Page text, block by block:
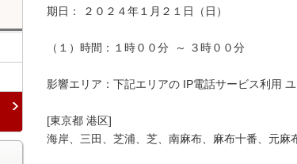
期日： ２０２４年１月２１日（日）
（１）時間：１時００分  ～ ３時００分
影響エリア：下記エリアの IP電話サービス利用
[東京都 港区]
海岸、三田、芝浦、芝、南麻布、麻布十番、元麻